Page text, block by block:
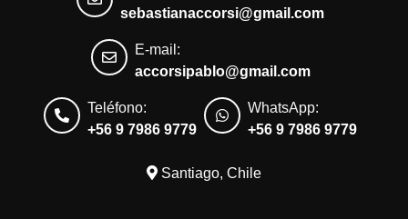
sebastianaccorsi@gmail.com
E-mail:
accorsipablo@gmail.com
Teléfono:
+56 9 7986 9779
WhatsApp:
+56 9 7986 9779
Santiago, Chile